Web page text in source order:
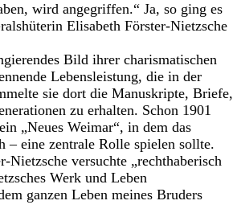
wird angegriffen.“ Ja, so ging es
Elisabeth Förster-Nietzsche
Bild ihrer charismatischen
Lebensleistung, die in der
sie dort die Manuskripte, Briefe,
zu erhalten. Schon 1901
„Neues Weimar“, in dem das
eine zentrale Rolle spielen sollte.
Nietzsche versuchte „rechthaberisch
Werk und Leben
ganzen Leben meines Bruders